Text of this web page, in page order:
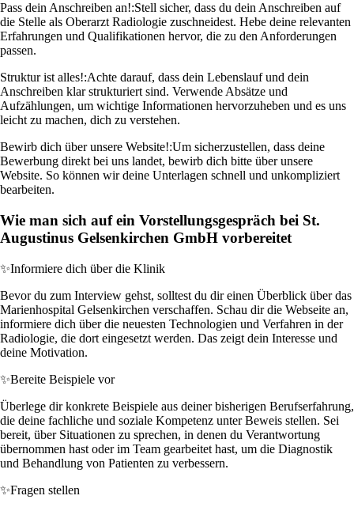
Pass dein Anschreiben an!:Stell sicher, dass du dein Anschreiben auf
die Stelle als Oberarzt Radiologie zuschneidest. Hebe deine relevanten
Erfahrungen und Qualifikationen hervor, die zu den Anforderungen
passen.
Struktur ist alles!:Achte darauf, dass dein Lebenslauf und dein
Anschreiben klar strukturiert sind. Verwende Absätze und
Aufzählungen, um wichtige Informationen hervorzuheben und es uns
leicht zu machen, dich zu verstehen.
Bewirb dich über unsere Website!:Um sicherzustellen, dass deine
Bewerbung direkt bei uns landet, bewirb dich bitte über unsere
Website. So können wir deine Unterlagen schnell und unkompliziert
bearbeiten.
Wie man sich auf ein Vorstellungsgespräch bei St.
Augustinus Gelsenkirchen GmbH vorbereitet
✨Informiere dich über die Klinik
Bevor du zum Interview gehst, solltest du dir einen Überblick über das
Marienhospital Gelsenkirchen verschaffen. Schau dir die Webseite an,
informiere dich über die neuesten Technologien und Verfahren in der
Radiologie, die dort eingesetzt werden. Das zeigt dein Interesse und
deine Motivation.
✨Bereite Beispiele vor
Überlege dir konkrete Beispiele aus deiner bisherigen Berufserfahrung,
die deine fachliche und soziale Kompetenz unter Beweis stellen. Sei
bereit, über Situationen zu sprechen, in denen du Verantwortung
übernommen hast oder im Team gearbeitet hast, um die Diagnostik
und Behandlung von Patienten zu verbessern.
✨Fragen stellen